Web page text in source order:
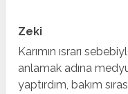
Zeki
Karımın ısrarı
anlamak adına
yaptırdım, bakım